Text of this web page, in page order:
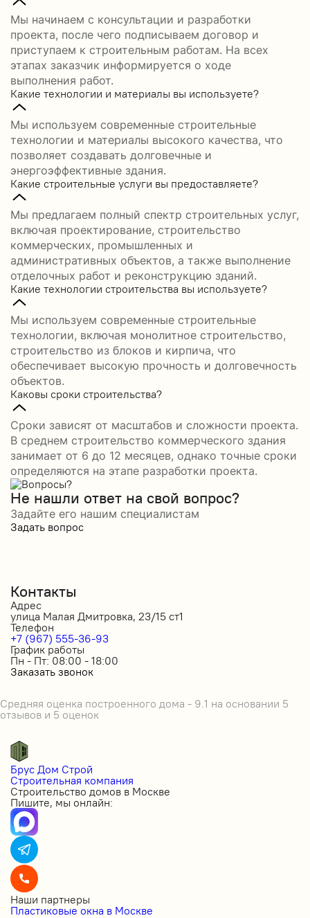
Мы начинаем с консультации и разработки
проекта, после чего подписываем договор и
приступаем к строительным работам. На всех
этапах заказчик информируется о ходе
выполнения работ.
Какие технологии и материалы вы используете?
Мы используем современные строительные
технологии и материалы высокого качества, что
позволяет создавать долговечные и
энергоэффективные здания.
Какие строительные услуги вы предоставляете?
Мы предлагаем полный спектр строительных услуг,
включая проектирование, строительство
коммерческих, промышленных и
административных объектов, а также выполнение
отделочных работ и реконструкцию зданий.
Какие технологии строительства вы используете?
Мы используем современные строительные
технологии, включая монолитное строительство,
строительство из блоков и кирпича, что
обеспечивает высокую прочность и долговечность
объектов.
Каковы сроки строительства?
Сроки зависят от масштабов и сложности проекта.
В среднем строительство коммерческого здания
занимает от 6 до 12 месяцев, однако точные сроки
определяются на этапе разработки проекта.
Не нашли ответ на свой вопрос?
Задайте его нашим специалистам
Задать вопрос
Контакты
Адрес
улица Малая Дмитровка, 23/15 ст1
Телефон
+7 (967) 555-36-93
График работы
Пн - Пт: 08:00 - 18:00
Заказать звонок
Средняя оценка построенного дома - 9.1 на основании 5
отзывов и 5 оценок
Брус Дом Строй
Строительная компания
Строительство домов в Москве
Пишите, мы онлайн:
Наши партнеры
Пластиковые окна в Москве